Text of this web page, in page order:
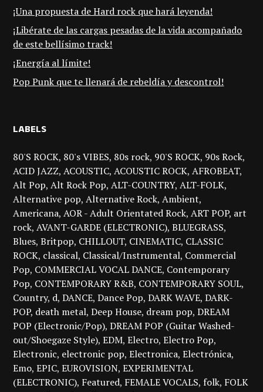
¡Una propuesta de Hard rock que hará leyenda!
¡Libérate de las cargas pesadas de la vida acompañado
de este bellísimo track!
¡Energía al límite!
Pop Punk que te llenará de rebeldía y descontrol!
LABELS
80'S ROCK 80's VIBES 80s rock 90'S ROCK 90s Rock
ACID JAZZ ACOUSTIC ACOUSTIC ROCK AFROBEAT
Alt Pop Alt Rock Pop ALT-COUNTRY ALT-FOLK
Alternative pop Alternative Rock Ambient
Americana AOR - Adult Orientated Rock ART POP art
rock AVANT-GARDE (ELECTRONIC) BLUEGRASS
Blues Britpop CHILLOUT CINEMATIC CLASSIC
ROCK classical Classical/Instrumental Commercial
Pop COMMERCIAL VOCAL DANCE Contemporary
Pop CONTEMPORARY R&B CONTEMPORARY SOUL
Country d DANCE Dance Pop DARK WAVE DARK-
POP death metal Deep House dream pop DREAM
POP (Electronic/Pop) DREAM POP (Guitar Washed-
out/Shoegaze Style) EDM Electro Electro Pop
Electronic electronic pop Electronica Electrónica
Emo EPIC EUROVISION EXPERIMENTAL
(ELECTRONIC) Featured FEMALE VOCALS folk FOLK